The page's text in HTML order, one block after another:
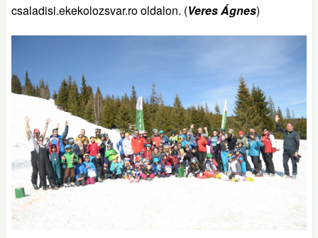
csaladisi.ekekolozsvar.ro oldalon. (Veres Ágnes)